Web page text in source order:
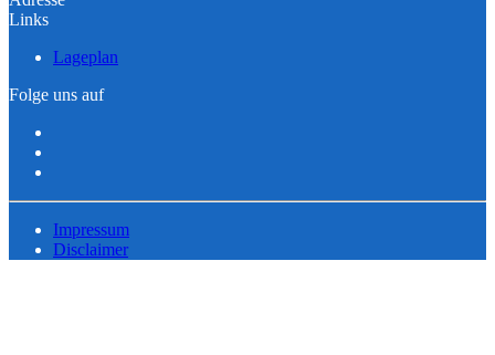
Links
Lageplan
Folge uns auf
Impressum
Disclaimer